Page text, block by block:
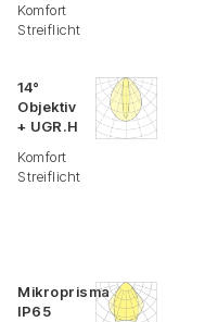
Komfort
Streiflicht
14°
Objektiv
+ UGR.H
Komfort
Streiflicht
Mikroprisma
IP65